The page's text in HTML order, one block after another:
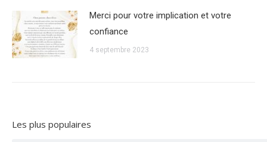
Merci pour votre implication et votre
confiance
4 septembre 2023
Les plus populaires